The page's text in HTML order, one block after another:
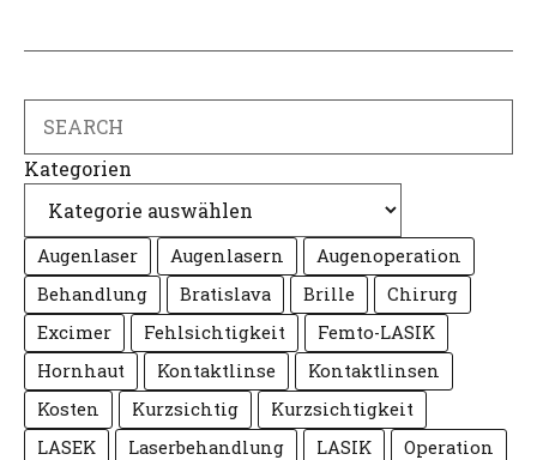
Kategorien
Augenlaser Augenlasern
Augenoperation
Behandlung
Bratislava Brille
Chirurg
Excimer
Fehlsichtigkeit
Femto-LASIK
Hornhaut
Kontaktlinse
Kontaktlinsen
Kosten
Kurzsichtig
Kurzsichtigkeit
LASEK
Laserbehandlung LASIK
Operation